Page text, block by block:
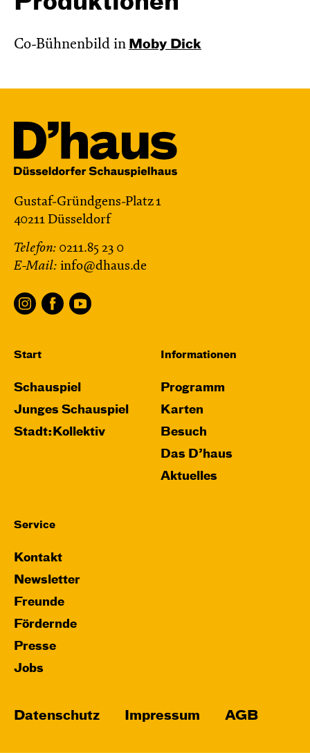
Co-Bühnenbild in Moby Dick
Gustaf-Gründgens-Platz 1
40211 Düsseldorf
Telefon: 0211.85 23 0
E-Mail: info@dhaus.de
Start
Schauspiel
Junges Schauspiel
Stadt:Kollektiv
Informationen
Programm
Karten
Besuch
Das D’haus
Aktuelles
Service
Kontakt
Newsletter
Freunde
Fördernde
Presse
Jobs
Datenschutz Impressum AGB